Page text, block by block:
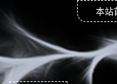
本站